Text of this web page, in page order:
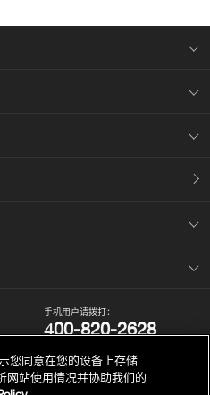
手机用户请拨打：
400-820-2628
除外）。
您同意在您的设备上存储
网站使用情况并协助我们的